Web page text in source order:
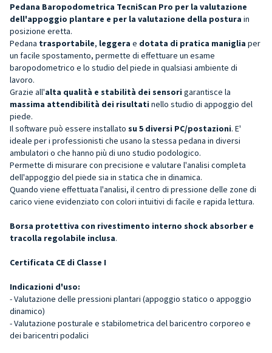
Pedana Baropodometrica TecniScan Pro per la valutazione
dell'appoggio plantare e per la valutazione della postura in
posizione eretta.
Pedana trasportabile, leggera e dotata di pratica maniglia per
un facile spostamento, permette di effettuare un esame
baropodometrico e lo studio del piede in qualsiasi ambiente di
lavoro.
Grazie all'alta qualità e stabilità dei sensori garantisce la
massima attendibilità dei risultati nello studio di appoggio del
piede.
Il software può essere installato su 5 diversi PC/postazioni. E'
ideale per i professionisti che usano la stessa pedana in diversi
ambulatori o che hanno più di uno studio podologico.
Permette di misurare con precisione e valutare l'analisi completa
dell'appoggio del piede sia in statica che in dinamica.
Quando viene effettuata l'analisi, il centro di pressione delle zone di
carico viene evidenziato con colori intuitivi di facile e rapida lettura.
Borsa protettiva con rivestimento interno shock absorber e
tracolla regolabile inclusa.
Certificata CE di Classe I
Indicazioni d'uso:
- Valutazione delle pressioni plantari (appoggio statico o appoggio
dinamico)
- Valutazione posturale e stabilometrica del baricentro corporeo e
dei baricentri podalici